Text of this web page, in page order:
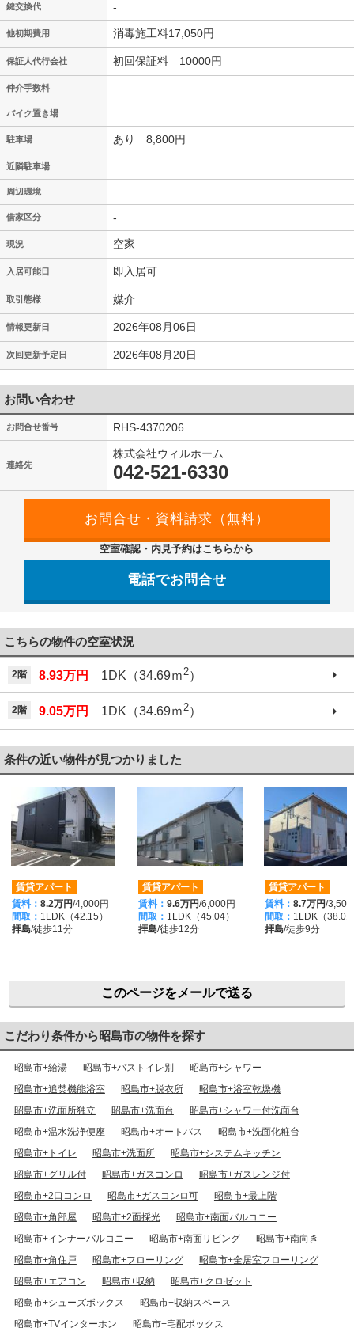
鍵交換代 -
他初期費用 消毒施工料17,050円
保証人代行会社 初回保証料 10000円
仲介手数料
バイク置き場
駐車場 あり 8,800円
近隣駐車場
周辺環境
借家区分 -
現況 空家
入居可能日 即入居可
取引態様 媒介
情報更新日 2026年08月06日
次回更新予定日 2026年08月20日
お問い合わせ
お問合せ番号 RHS-4370206
連絡先
株式会社ウィルホーム
042-521-6330
空室確認・内見予約はこちらから
電話でお問合せ
こちらの物件の空室状況
2階 8.93万円 1DK（34.69ｍ2）
2階 9.05万円 1DK（34.69ｍ2）
条件の近い物件が見つかりました
賃貸アパート
賃料： 8.2万円/4,000円
間取： 1LDK（42.15）
拝島/徒歩11分
賃貸アパート
賃料： 9.6万円/6,000円
間取： 1LDK（45.04）
拝島/徒歩12分
賃貸アパート
賃料： 8.7万円/3,500
間取： 1LDK（38.01
拝島/徒歩9分
このページをメールで送る
こだわり条件から昭島市の物件を探す
昭島市+給湯 昭島市+バストイレ別
昭島市+シャワー
昭島市+追焚機能浴室
昭島市+脱衣所
昭島市+浴室乾燥機
昭島市+洗面所独立
昭島市+洗面台
昭島市+シャワー付洗面台
昭島市+温水洗浄便座
昭島市+オートバス
昭島市+洗面化粧台
昭島市+トイレ
昭島市+洗面所
昭島市+システムキッチン
昭島市+グリル付
昭島市+ガスコンロ
昭島市+ガスレンジ付
昭島市+2口コンロ
昭島市+ガスコンロ可
昭島市+最上階
昭島市+角部屋
昭島市+2面採光
昭島市+南面バルコニー
昭島市+インナーバルコニー
昭島市+南面リビング
昭島市+南向き
昭島市+角住戸
昭島市+フローリング
昭島市+全居室フローリング
昭島市+エアコン
昭島市+収納
昭島市+クロゼット
昭島市+シューズボックス
昭島市+収納スペース
昭島市+TVインターホン
昭島市+宅配ボックス